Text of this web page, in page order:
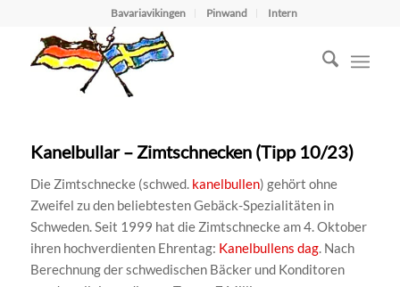
Bavariavikingen Pinwand Intern
Kanelbullar – Zimtschnecken (Tipp 10/23)
Die Zimtschnecke (schwed. kanelbullen) gehört ohne
Zweifel zu den beliebtesten Gebäck-Spezialitäten in
Schweden. Seit 1999 hat die Zimtschnecke am 4. Oktober
ihren hochverdienten Ehrentag: Kanelbullens dag. Nach
Berechnung der schwedischen Bäcker und Konditoren